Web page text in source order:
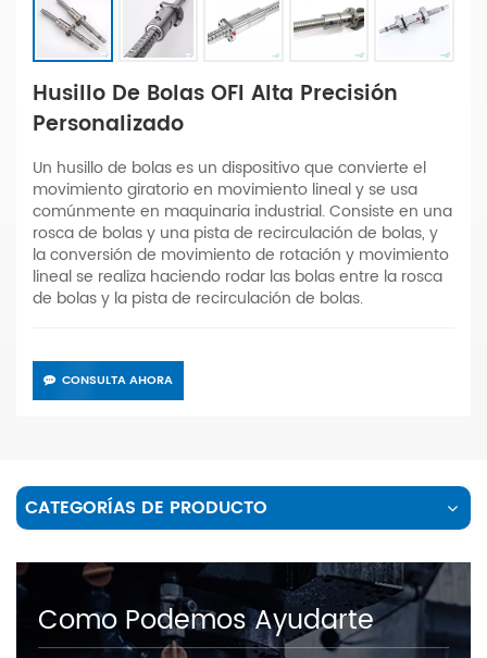
Husillo De Bolas OFI Alta Precisión
Personalizado
Un husillo de bolas es un dispositivo que convierte el
movimiento giratorio en movimiento lineal y se usa
comúnmente en maquinaria industrial. Consiste en una
rosca de bolas y una pista de recirculación de bolas, y
la conversión de movimiento de rotación y movimiento
lineal se realiza haciendo rodar las bolas entre la rosca
de bolas y la pista de recirculación de bolas.
CONSULTA AHORA
CATEGORÍAS DE PRODUCTO
Como Podemos Ayudarte